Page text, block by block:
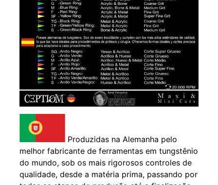
Produzidas na Alemanha pelo
melhor fabricante de ferramentas em tungstênio
do mundo, sob os mais rigorosos controles de
qualidade, desde a matéria prima, passando por